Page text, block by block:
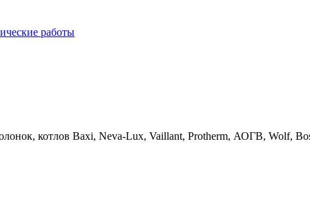
работы
котлов Baxi, Neva-Lux, Vaillant, Protherm, АОГВ, Wolf,